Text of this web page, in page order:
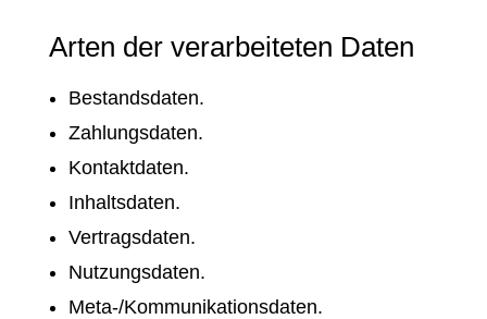
Arten der verarbeiteten Daten
Bestandsdaten.
Zahlungsdaten.
Kontaktdaten.
Inhaltsdaten.
Vertragsdaten.
Nutzungsdaten.
Meta-/Kommunikationsdaten.